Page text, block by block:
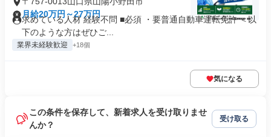
月給20万円～27万円
求めている人材 経験不問 ■必須 ・要普通自動車運転免許 ＜以
下のような方はぜひご...
業界未経験歓迎 +18個
気になる
この条件を保存して、新着求人を受け取りませ
んか？
受け取る